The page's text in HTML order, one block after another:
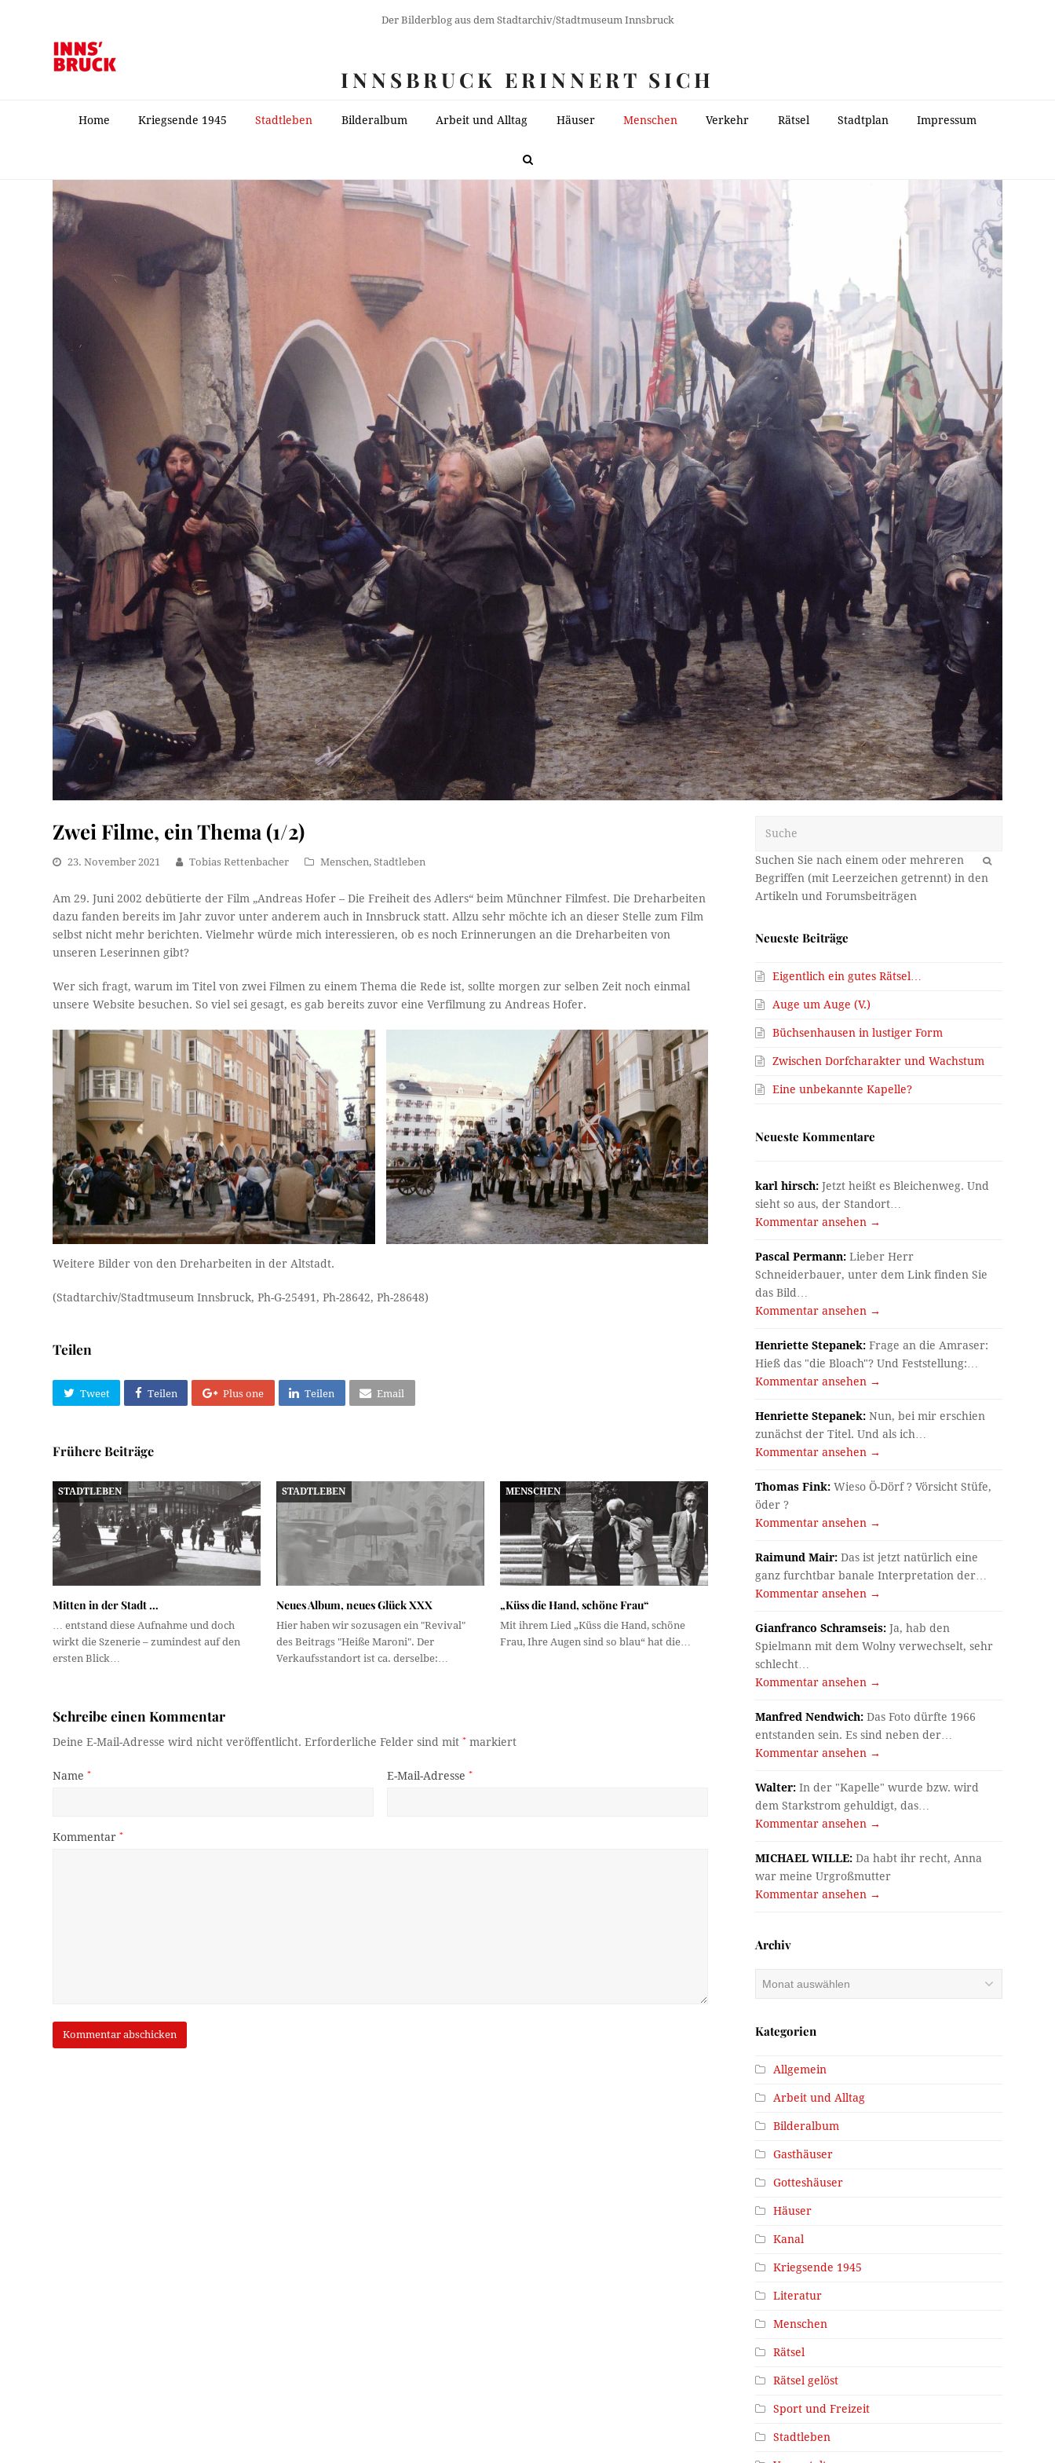
Der Bilderblog aus dem Stadtarchiv/Stadtmuseum Innsbruck
INNSBRUCK ERINNERT SICH
Home Kriegsende 1945 Stadtleben Bilderalbum Arbeit und Alltag Häuser Menschen Verkehr Rätsel Stadtplan Impressum
Zwei Filme, ein Thema (1/2)
23. November 2021 Tobias Rettenbacher Menschen,Stadtleben
Am 29. Juni 2002 debütierte der Film „Andreas Hofer – Die Freiheit des Adlers“ beim Münchner Filmfest. Die Dreharbeiten
dazu fanden bereits im Jahr zuvor unter anderem auch in Innsbruck statt. Allzu sehr möchte ich an dieser Stelle zum Film
selbst nicht mehr berichten. Vielmehr würde mich interessieren, ob es noch Erinnerungen an die Dreharbeiten von
unseren Leserinnen gibt?
Wer sich fragt, warum im Titel von zwei Filmen zu einem Thema die Rede ist, sollte morgen zur selben Zeit noch einmal
unsere Website besuchen. So viel sei gesagt, es gab bereits zuvor eine Verfilmung zu Andreas Hofer.
Weitere Bilder von den Dreharbeiten in der Altstadt.
(Stadtarchiv/Stadtmuseum Innsbruck, Ph-G-25491, Ph-28642, Ph-28648)
Teilen
Tweet Teilen Plus one Teilen Email
Frühere Beiträge
STADTLEBEN
Mitten in der Stadt …
… entstand diese Aufnahme und doch
wirkt die Szenerie – zumindest auf den
ersten Blick…
STADTLEBEN
Neues Album, neues Glück XXX
Hier haben wir sozusagen ein "Revival"
des Beitrags "Heiße Maroni". Der
Verkaufsstandort ist ca. derselbe:…
MENSCHEN
„Küss die Hand, schöne Frau“
Mit ihrem Lied „Küss die Hand, schöne
Frau, Ihre Augen sind so blau“ hat die…
Schreibe einen Kommentar
Deine E-Mail-Adresse wird nicht veröffentlicht. Erforderliche Felder sind mit* markiert
Name* E-Mail-Adresse *
Kommentar*
OK
Neueste Beiträge
Eigentlich ein gutes Rätsel…
Auge um Auge (V.)
Büchsenhausen in lustiger Form
Zwischen Dorfcharakter und Wachstum
Eine unbekannte Kapelle?
Neueste Kommentare
karl hirsch: Jetzt heißt es Bleichenweg. Und
sieht so aus, der Standort…
Kommentar ansehen →
Pascal Permann: Lieber Herr
Schneiderbauer, unter dem Link finden Sie
das Bild…
Kommentar ansehen →
Henriette Stepanek: Frage an die Amraser:
Hieß das "die Bloach"? Und Feststellung:…
Kommentar ansehen →
Henriette Stepanek: Nun, bei mir erschien
zunächst der Titel. Und als ich…
Kommentar ansehen →
Thomas Fink: Wieso Ö-Dörf ? Vörsicht Stüfe,
öder ?
Kommentar ansehen →
Raimund Mair: Das ist jetzt natürlich eine
ganz furchtbar banale Interpretation der…
Kommentar ansehen →
Gianfranco Schramseis: Ja, hab den
Spielmann mit dem Wolny verwechselt, sehr
schlecht…
Kommentar ansehen →
Manfred Nendwich: Das Foto dürfte 1966
entstanden sein. Es sind neben der…
Kommentar ansehen →
Walter: In der "Kapelle" wurde bzw. wird
dem Starkstrom gehuldigt, das…
Kommentar ansehen →
MICHAEL WILLE: Da habt ihr recht, Anna
war meine Urgroßmutter
Kommentar ansehen →
Archiv
Kategorien
Allgemein
Arbeit und Alltag
Bilderalbum
Gasthäuser
Gotteshäuser
Häuser
Kanal
Kriegsende 1945
Literatur
Menschen
Rätsel
Rätsel gelöst
Sport und Freizeit
Stadtleben